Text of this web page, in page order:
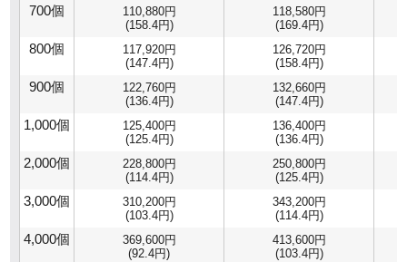
700個
110,880円
(158.4円)
118,580円
(169.4円)
800個
117,920円
(147.4円)
126,720円
(158.4円)
900個
122,760円
(136.4円)
132,660円
(147.4円)
1,000個
125,400円
(125.4円)
136,400円
(136.4円)
2,000個
228,800円
(114.4円)
250,800円
(125.4円)
3,000個
310,200円
(103.4円)
343,200円
(114.4円)
4,000個
369,600円
(92.4円)
413,600円
(103.4円)